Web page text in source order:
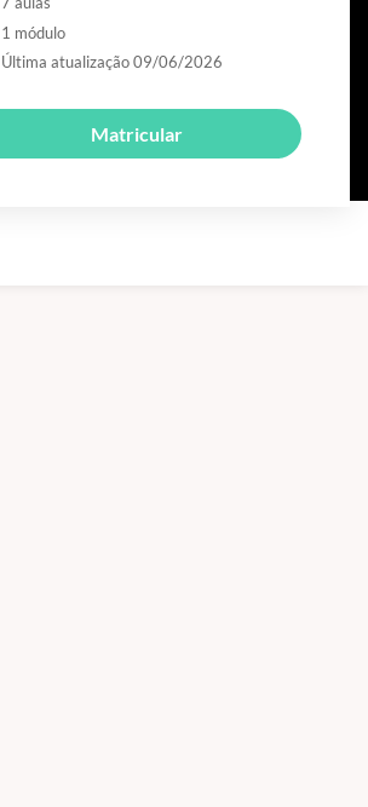
1 módulo
Última atualização 09/06/2026
Matricular